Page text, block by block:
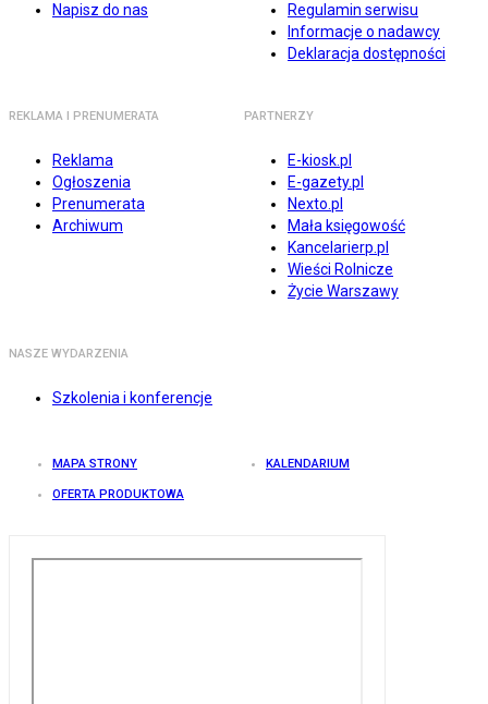
Napisz do nas
Regulamin serwisu
Informacje o nadawcy
Deklaracja dostępności
REKLAMA I PRENUMERATA
Reklama
Ogłoszenia
Prenumerata
Archiwum
PARTNERZY
E-kiosk.pl
E-gazety.pl
Nexto.pl
Mała księgowość
Kancelarierp.pl
Wieści Rolnicze
Życie Warszawy
NASZE WYDARZENIA
Szkolenia i konferencje
MAPA STRONY KALENDARIUM
OFERTA PRODUKTOWA